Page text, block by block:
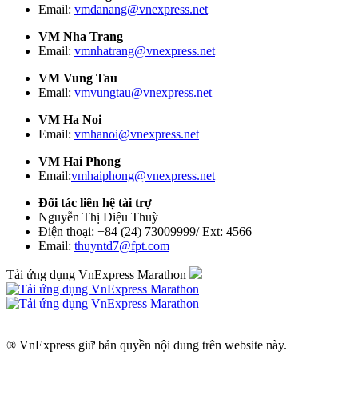
Email: vmdanang@vnexpress.net
VM Nha Trang
Email: vmnhatrang@vnexpress.net
VM Vung Tau
Email: vmvungtau@vnexpress.net
VM Ha Noi
Email: vmhanoi@vnexpress.net
VM Hai Phong
Email:vmhaiphong@vnexpress.net
Đối tác liên hệ tài trợ
Nguyễn Thị Diệu Thuỳ
Điện thoại: +84 (24) 73009999/ Ext: 4566
Email: thuyntd7@fpt.com
Tải ứng dụng VnExpress Marathon
® VnExpress giữ bản quyền nội dung trên website này.